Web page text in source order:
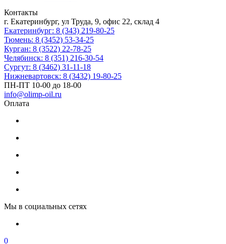
Контакты
г. Екатеринбург, ул Труда, 9, офис 22, склад 4
Екатеринбург: 8 (343) 219-80-25
Тюмень: 8 (3452) 53-34-25
Курган: 8 (3522) 22-78-25
Челябинск: 8 (351) 216-30-54
Сургут: 8 (3462) 31-11-18
Нижневартовск: 8 (3432) 19-80-25
ПН-ПТ 10-00 до 18-00
info@olimp-oil.ru
Оплата
Мы в социальных сетях
0